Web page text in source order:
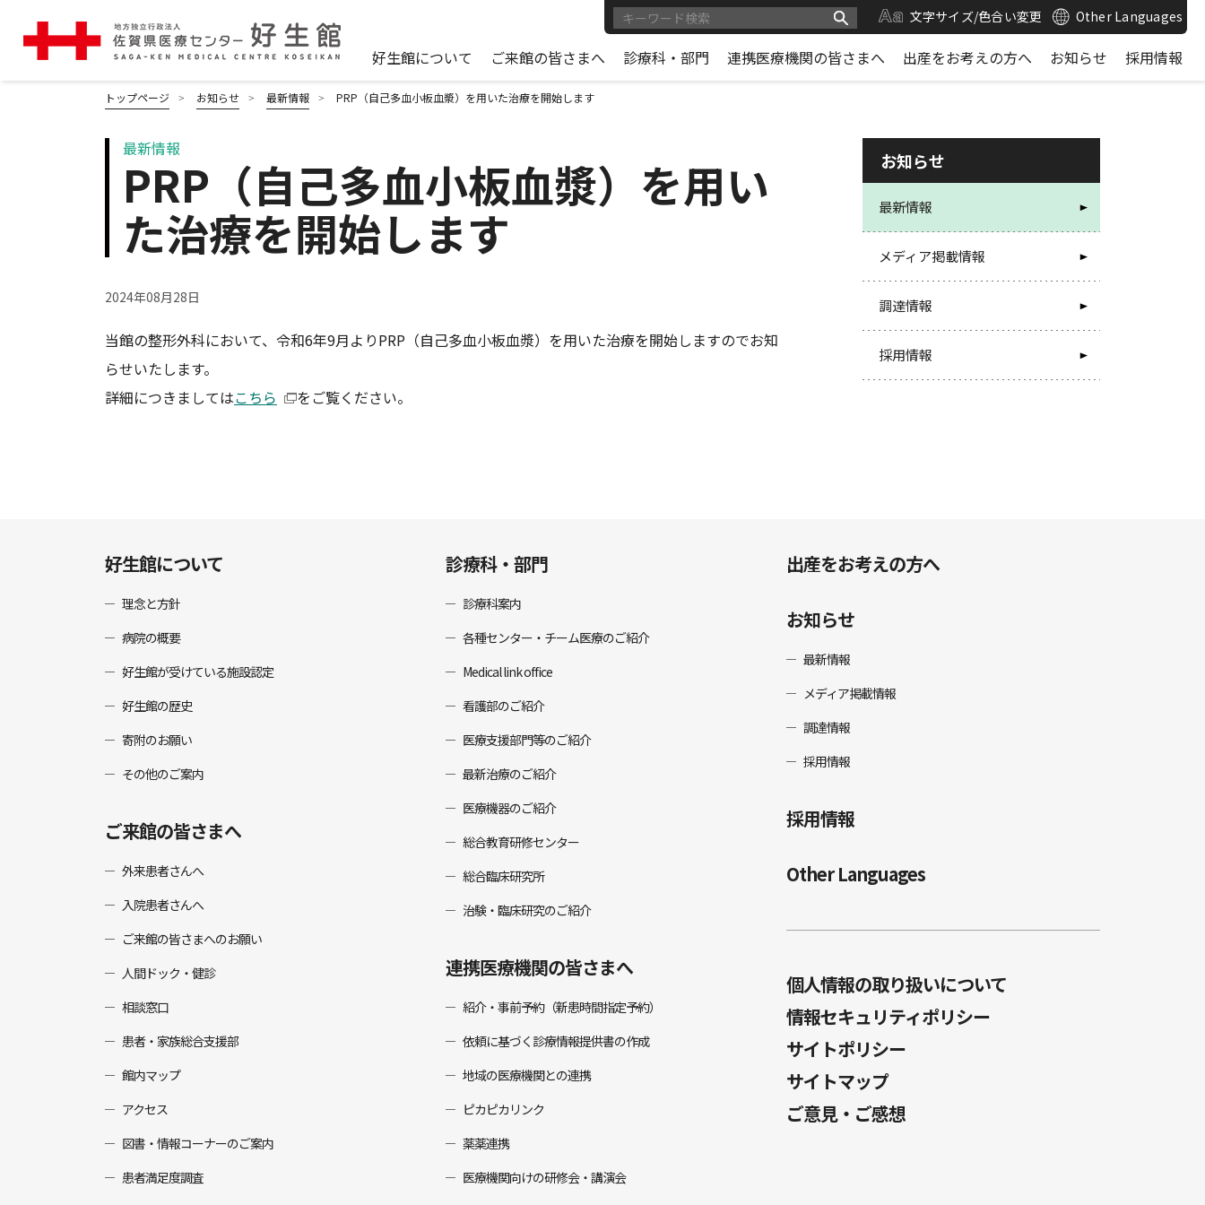
文字サイズ/色合い変更 Other Languages
好生館について ご来館の皆さまへ 診療科・部門 連携医療機関の皆さまへ 出産をお考えの方へ お知らせ 採用情報
トップページ お知らせ 最新情報 PRP（自己多血小板血漿）を用いた治療を開始します
最新情報
PRP（自己多血小板血漿）を用い
た治療を開始します
2024年08月28日
当館の整形外科において、令和6年9月よりPRP（自己多血小板血漿）を用いた治療を開始しますのでお知
らせいたします。
詳細につきましてはこちら をご覧ください。
お知らせ
最新情報
メディア掲載情報
調達情報
採用情報
好生館について
理念と方針
病院の概要
好生館が受けている施設認定
好生館の歴史
寄附のお願い
その他のご案内
ご来館の皆さまへ
外来患者さんへ
入院患者さんへ
ご来館の皆さまへのお願い
人間ドック・健診
相談窓口
患者・家族総合支援部
館内マップ
アクセス
図書・情報コーナーのご案内
患者満足度調査
診療科・部門
診療科案内
各種センター・チーム医療のご紹介
Medical link office
看護部のご紹介
医療支援部門等のご紹介
最新治療のご紹介
医療機器のご紹介
総合教育研修センター
総合臨床研究所
治験・臨床研究のご紹介
連携医療機関の皆さまへ
紹介・事前予約（新患時間指定予約）
依頼に基づく診療情報提供書の作成
地域の医療機関との連携
ピカピカリンク
薬薬連携
医療機関向けの研修会・講演会
出産をお考えの方へ
お知らせ
最新情報
メディア掲載情報
調達情報
採用情報
採用情報
Other Languages
個人情報の取り扱いについて
情報セキュリティポリシー
サイトポリシー
サイトマップ
ご意見・ご感想